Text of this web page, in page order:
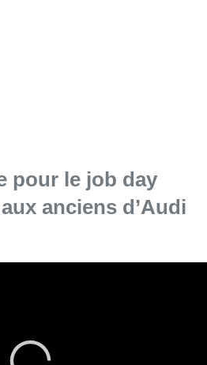
pour le job day
anciens d’Audi
d’entreprises